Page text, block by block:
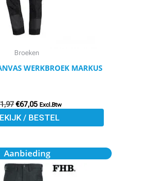
Broeken
WERKBROEK MARKUS
€67,05 Excl.Btw
/ BESTEL
optie
kan
gekozen
worden
op
Aanbieding
Oorspronkelijke
prijs
was:
Huidige
prijs
is:
€88,92.
Dit
product
heeft